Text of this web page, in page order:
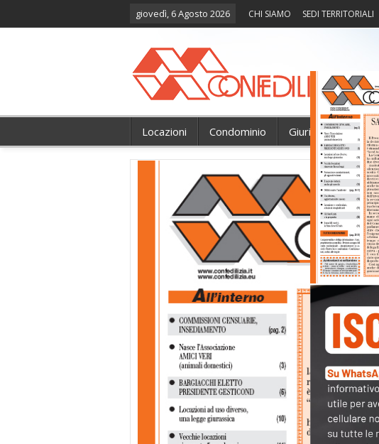
giovedì, 6 Agosto 2026 CHI SIAMO SEDI TERRITORIALI
Locazioni Condominio Giurisprudenza